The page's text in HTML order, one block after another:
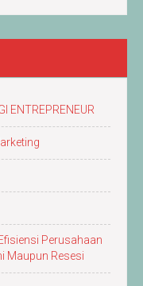
ENTREPRENEUR
Perusahaan
Maupun Resesi